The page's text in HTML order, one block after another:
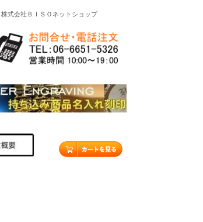
式会社ＢＩＳＯネットショップ